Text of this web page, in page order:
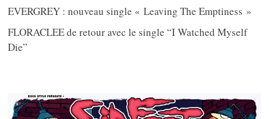
EVERGREY : nouveau single « Leaving The Emptiness »
FLORACLEE de retour avec le single “I Watched Myself
Die”